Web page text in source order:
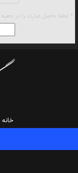
لطفا حاصل عبارت را در جعبه
خانه